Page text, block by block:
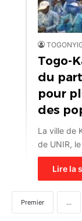
Togo-
du
pour
des
La ville de
de UNIR,
Lire la
Premier ...